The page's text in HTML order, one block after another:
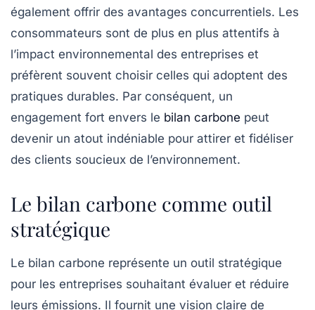
également offrir des avantages concurrentiels. Les
consommateurs sont de plus en plus attentifs à
l’impact environnemental des entreprises et
préfèrent souvent choisir celles qui adoptent des
pratiques durables. Par conséquent, un
engagement fort envers le bilan carbone peut
devenir un atout indéniable pour attirer et fidéliser
des clients soucieux de l’environnement.
Le bilan carbone comme outil
stratégique
Le bilan carbone représente un outil stratégique
pour les entreprises souhaitant évaluer et réduire
leurs émissions. Il fournit une vision claire de